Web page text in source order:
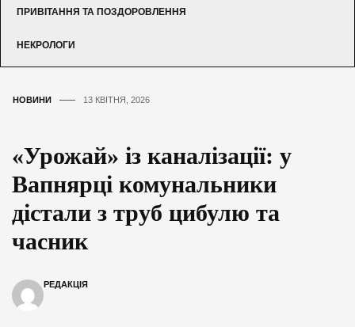
ПРИВІТАННЯ ТА ПОЗДОРОВЛЕННЯ
НЕКРОЛОГИ
НОВИНИ 13 КВІТНЯ, 2026
«Урожай» із каналізації: у
Вапнярці комунальники
дістали з труб цибулю та
часник
РЕДАКЦІЯ